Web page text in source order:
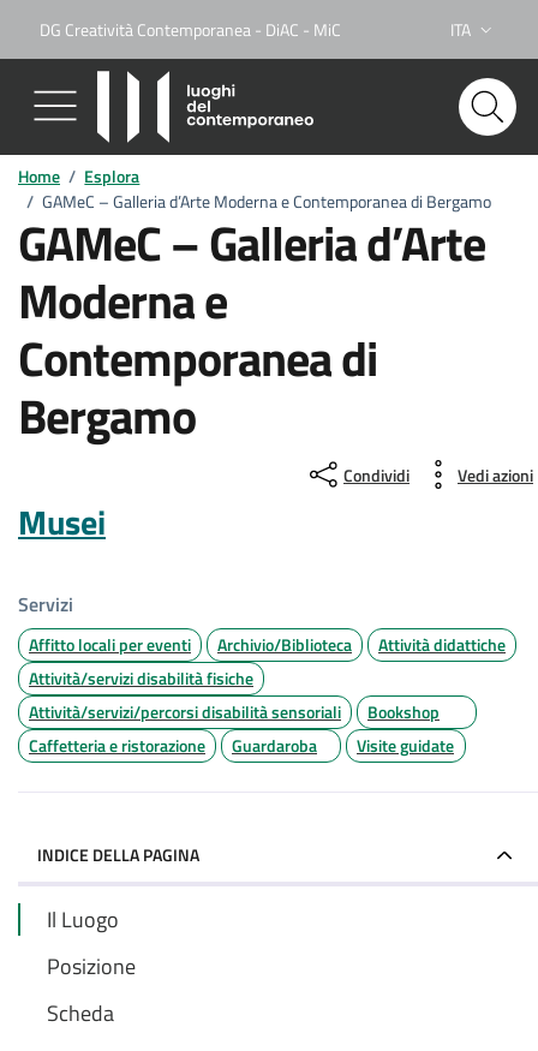
DG Creatività Contemporanea - DiAC - MiC Lingua
ITA
Home / Esplora
/ GAMeC – Galleria d’Arte Moderna e Contemporanea di Bergamo
GAMeC – Galleria d’Arte
Moderna e
Contemporanea di
Bergamo
Condividi Vedi azioni
Musei
Servizi
Affitto locali per eventi Archivio/Biblioteca
Attività didattiche
Attività/servizi disabilità fisiche
Attività/servizi/percorsi disabilità sensoriali
Bookshop
Caffetteria e ristorazione
Guardaroba Visite guidate
INDICE DELLA PAGINA
Il Luogo
Posizione
Scheda